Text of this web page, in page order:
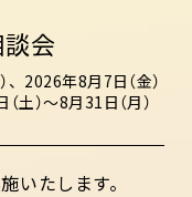
談会
、 2026年8月7日（金）
土）～8月31日（月）
いたします。